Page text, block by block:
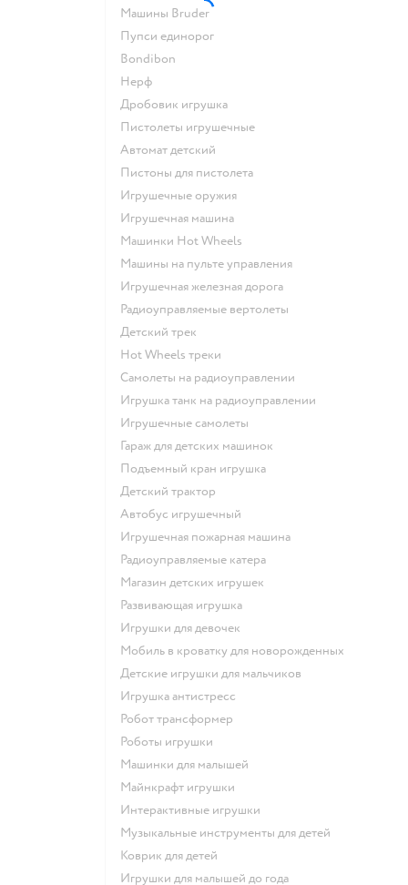
Машины Bruder
Пупси единорог
Bondibon
Нерф
Дробовик игрушка
Пистолеты игрушечные
Автомат детский
Пистоны для пистолета
Игрушечные оружия
Игрушечная машина
Машинки Hot Wheels
Машины на пульте управления
Игрушечная железная дорога
Радиоуправляемые вертолеты
Детский трек
Hot Wheels треки
Самолеты на радиоуправлении
Игрушка танк на радиоуправлении
Игрушечные самолеты
Гараж для детских машинок
Подъемный кран игрушка
Детский трактор
Автобус игрушечный
Игрушечная пожарная машина
Радиоуправляемые катера
Магазин детских игрушек
Развивающая игрушка
Игрушки для девочек
Мобиль в кроватку для новорожденных
Детские игрушки для мальчиков
Игрушка антистресс
Робот трансформер
Роботы игрушки
Машинки для малышей
Майнкрафт игрушки
Интерактивные игрушки
Музыкальные инструменты для детей
Коврик для детей
Игрушки для малышей до года